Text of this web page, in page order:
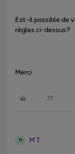
Est-il possible de
règles ci-dessus?
Merci
M M T